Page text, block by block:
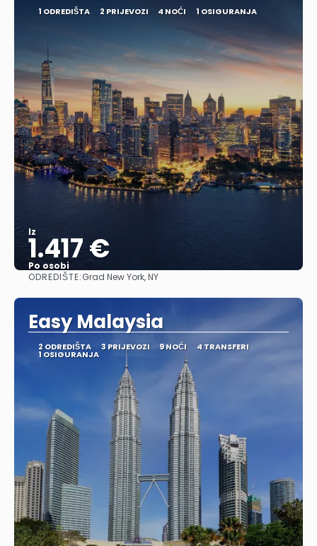
1 ODREDIŠTA 2 PRIJEVOZI 4 NOĆI 1 OSIGURANJA
Iz
1.417 €
Po osobi
Vidjeti
ODREDIŠTE:Grad New York, NY
Easy Malaysia
2 ODREDIŠTA 3 PRIJEVOZI 9 NOĆI 4 TRANSFERI
1 OSIGURANJA